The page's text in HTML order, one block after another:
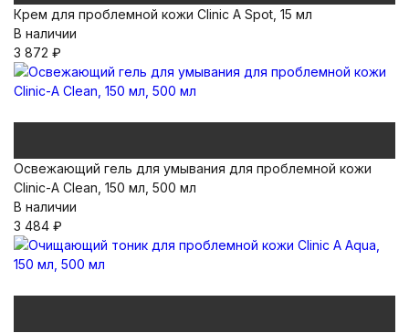
Крем для проблемной кожи Clinic A Spot, 15 мл
В наличии
3 872 ₽
Освежающий гель для умывания для проблемной кожи
Clinic-A Clean, 150 мл, 500 мл
В наличии
3 484 ₽